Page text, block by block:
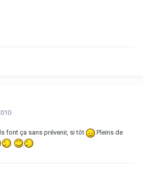
font ça sans prévenir, si tôt
Pleins de